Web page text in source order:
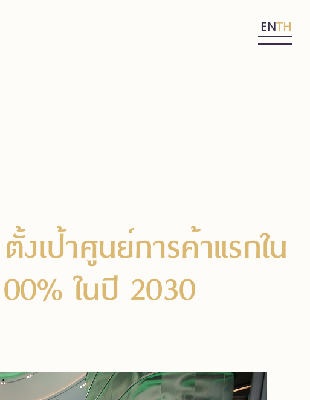
ENTH
เป้าศูนย์การค้าแรกใน
ในปี 2030